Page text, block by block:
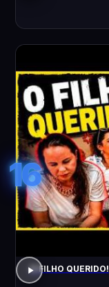
16
O FILHO QUERIDO!